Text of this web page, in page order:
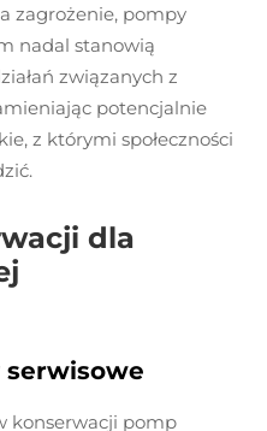
zagrożenie, pompy
nadal stanowią
związanych z
potencjalnie
z którymi społeczności
dla
serwisowe
konserwacji pomp